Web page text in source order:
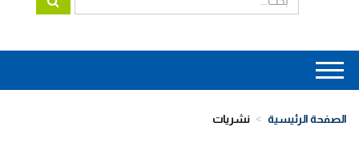
Main
navigation
الصفحة الرئيسية نشريات